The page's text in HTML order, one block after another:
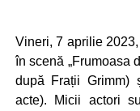
Vineri, 7 aprilie
în scenă „Frumoasa
după Frații Grimm)
acte). Micii actori